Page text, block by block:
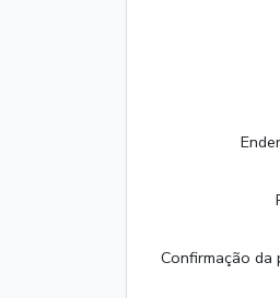
Confirmação da